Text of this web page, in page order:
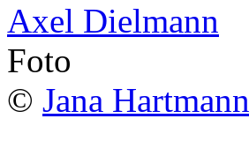
Axel Dielmann
Foto
© Jana Hartmann